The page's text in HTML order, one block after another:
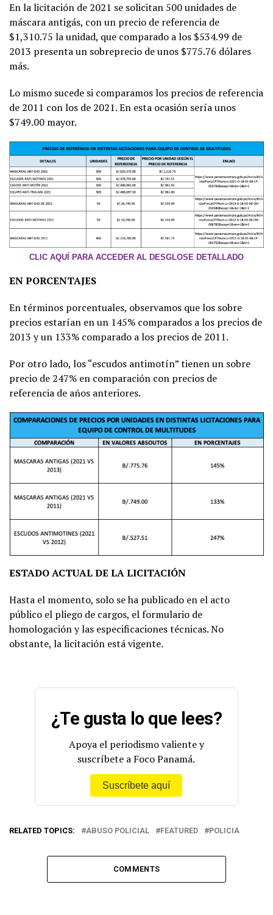
En la licitación de 2021 se solicitan 500 unidades de
máscara antigás, con un precio de referencia de
$1,310.75 la unidad, que comparado a los $534.99 de
2013 presenta un sobreprecio de unos $775.76 dólares
más.
Lo mismo sucede si comparamos los precios de referencia
de 2011 con los de 2021. En esta ocasión sería unos
$749.00 mayor.
CLIC AQUÍ PARA ACCEDER AL DESGLOSE DETALLADO
EN PORCENTAJES
En términos porcentuales, observamos que los sobre
precios estarían en un 145% comparados a los precios de
2013 y un 133% comparado a los precios de 2011.
Por otro lado, los “escudos antimotín” tienen un sobre
precio de 247% en comparación con precios de
referencia de años anteriores.
ESTADO ACTUAL DE LA LICITACIÓN
Hasta el momento, solo se ha publicado en el acto
público el pliego de cargos, el formulario de
homologación y las especificaciones técnicas. No
obstante, la licitación está vigente.
¿Te gusta lo que lees?
Apoya el periodismo valiente y
suscríbete a Foco Panamá.
Suscríbete aquí
RELATED TOPICS: ABUSO POLICIAL FEATURED POLICIA
COMMENTS